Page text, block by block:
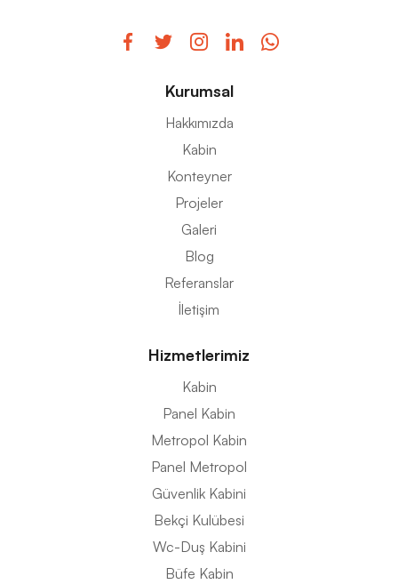
Kurumsal
Hakkımızda
Kabin
Konteyner
Projeler
Galeri
Blog
Referanslar
İletişim
Hizmetlerimiz
Kabin
Panel Kabin
Metropol Kabin
Panel Metropol
Güvenlik Kabini
Bekçi Kulübesi
Wc-Duş Kabini
Büfe Kabin